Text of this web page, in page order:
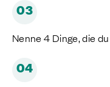
03
Nenne 4 Dinge, die
04